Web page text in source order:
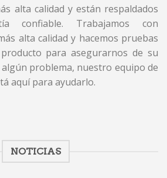
alta calidad y están respaldados
confiable. Trabajamos con
alta calidad y hacemos pruebas
para asegurarnos de su
problema, nuestro equipo de
aquí para ayudarlo.
NOTICIAS